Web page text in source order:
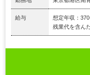
給与
想定年収：
残業代を含ん